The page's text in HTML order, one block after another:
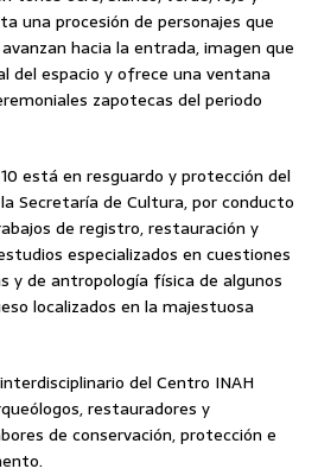
una procesión de personajes que
hacia la entrada, imagen que
del espacio y ofrece una ventana
zapotecas del periodo
está en resguardo y protección del
Secretaría de Cultura, por conducto
de registro, restauración y
especializados en cuestiones
y de antropología física de algunos
localizados en la majestuosa
del Centro INAH
restauradores y
de conservación, protección e